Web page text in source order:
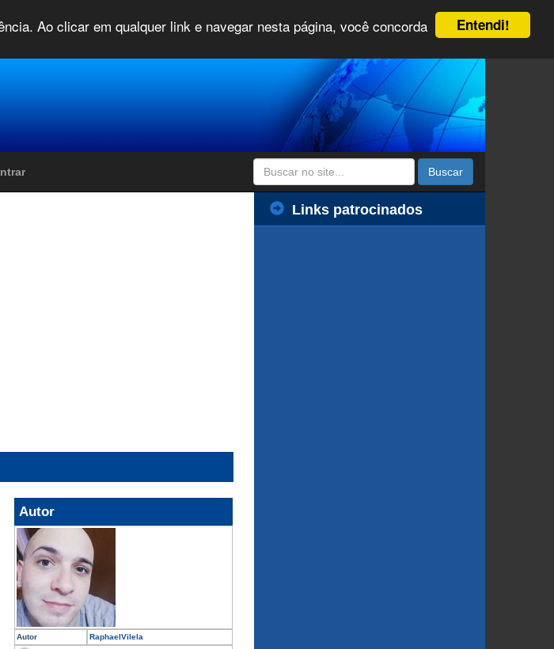
Entendi!
Ao clicar em qualquer link e navegar nesta página, você concorda
Buscar
Autor
Autor RaphaelVilela
Links patrocinados